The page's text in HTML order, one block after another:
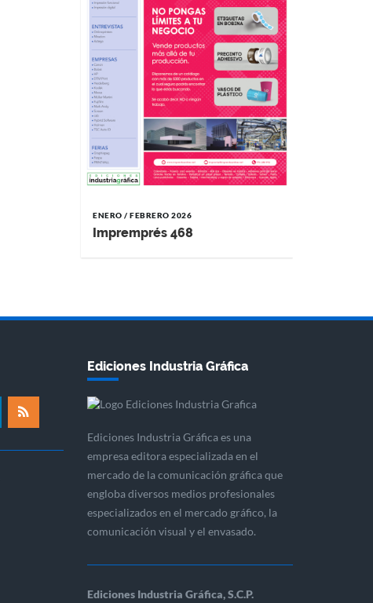
ENERO / FEBRERO 2026
Impremprés 468
Ediciones Industria Gráfica
Ediciones Industria Gráfica es una
empresa editora especializada en el
mercado de la comunicación gráfica que
engloba diversos medios profesionales
especializados en el mercado gráfico, la
comunicación visual y el envasado.
Ediciones Industria Gráfica, S.C.P.